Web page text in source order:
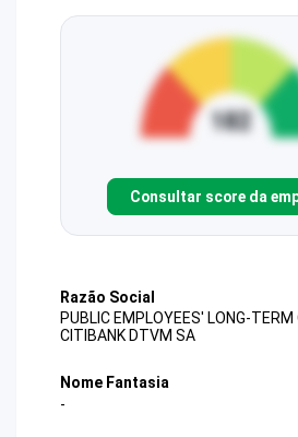
Consultar score da
Razão Social
PUBLIC EMPLOYEES' LONG-TERM
CITIBANK DTVM SA
Nome Fantasia
-